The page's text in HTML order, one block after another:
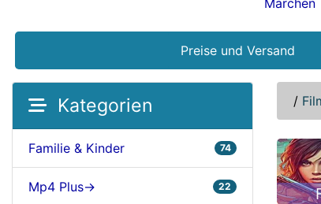
Märchen
Preise und Versand
Kategorien
Familie & Kinder 74
Mp4 Plus-> 22
/